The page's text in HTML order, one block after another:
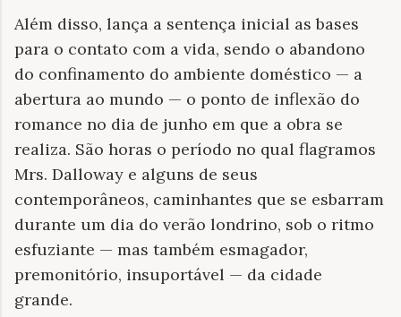
Além disso, lança a sentença inicial as bases
para o contato com a vida, sendo o abandono
do confinamento do ambiente doméstico — a
abertura ao mundo — o ponto de inflexão do
romance no dia de junho em que a obra se
realiza. São horas o período no qual flagramos
Mrs. Dalloway e alguns de seus
contemporâneos, caminhantes que se esbarram
durante um dia do verão londrino, sob o ritmo
esfuziante — mas também esmagador,
premonitório, insuportável — da cidade
grande.